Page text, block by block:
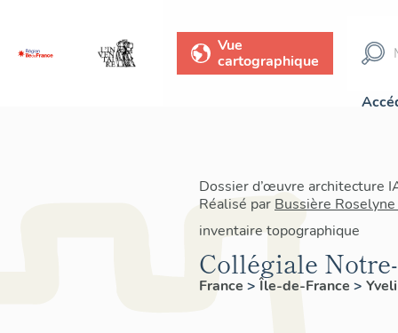
Vue
cartographique
Dossier d’œuvre architecture
Réalisé par Bussière
inventaire topographique
Collégiale
France > Île-de-France >